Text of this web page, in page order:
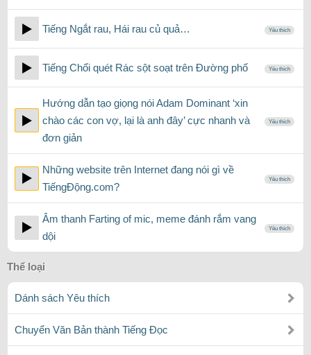
Tiếng Ngắt rau, Hái rau củ quả… Yêu thích
Tiếng Chổi quét Rác sột soạt trên Đường phố Yêu thích
Hướng dẫn tạo giọng nói Adam Dominant ‘xin
chào các con vợ, lại là anh đây’ cực nhanh và
đơn giản
Yêu thích
Những website trên Internet đang nói gì về
TiếngĐộng.com?
Yêu thích
Âm thanh Farting of mic, meme đánh rắm vang
dội
Yêu thích
Thể loại
Dánh sách Yêu thích
Chuyển Văn Bản thành Tiếng Đọc